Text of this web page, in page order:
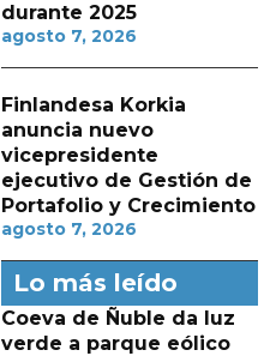
durante 2025
agosto 7, 2026
Finlandesa Korkia
anuncia nuevo
vicepresidente
ejecutivo de Gestión de
Portafolio y Crecimiento
agosto 7, 2026
Lo más leído
Coeva de Ñuble da luz
verde a parque eólico